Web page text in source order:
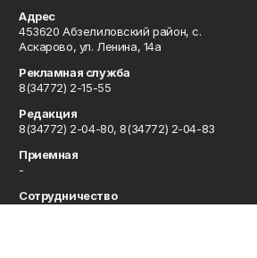
Адрес
453620 Абзелиловский район, с.
Аскарово, ул. Ленина, 14а
Рекламная служба
8(34772) 2-15-55
Редакция
8(34772) 2-04-80, 8(34772) 2-04-83
Приемная
-
Сотрудничество